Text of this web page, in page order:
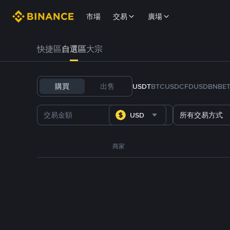
市場 交易 廣場
快捷區自選區大宗
購買 出售 USDTBTCUSDCFDUSDBNB
USD 所有交易方式
商家